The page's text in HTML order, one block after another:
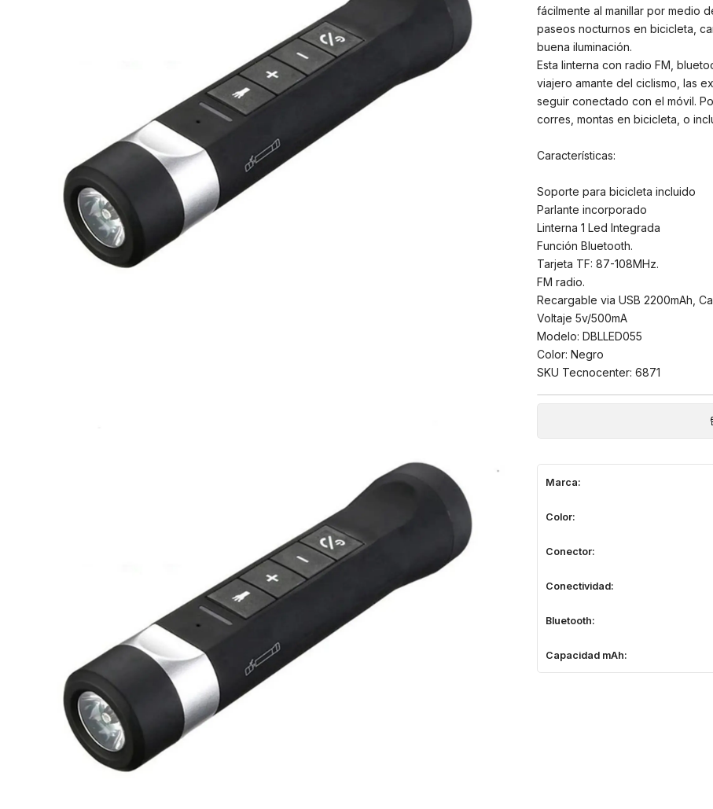
fácilmente al manillar por medio
paseos nocturnos en bicicleta,
buena iluminación.
Esta linterna con radio FM,
viajero amante del ciclismo, las
seguir conectado con el móvil.
corres, montas en bicicleta, o
Características:
Soporte para bicicleta incluido
Parlante incorporado
Linterna 1 Led Integrada
Función Bluetooth.
Tarjeta TF: 87-108MHz.
FM radio.
Recargable via USB 2200mAh,
Voltaje 5v/500mA
Modelo: DBLLED055
Color: Negro
SKU Tecnocenter: 6871
Marca:
Color:
Conector:
Conectividad:
Bluetooth:
Capacidad mAh: